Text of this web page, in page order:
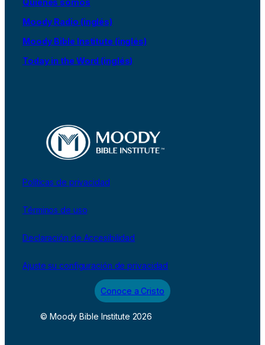
Moody Radio (inglés)
Moody Bible Institute (inglés)
Today in the Word (inglés)
Políticas de privacidad
Términos de uso
Declaración de Accesibilidad
Ajuste su configuración de privacidad
Conoce a Cristo
© Moody Bible Institute 2026